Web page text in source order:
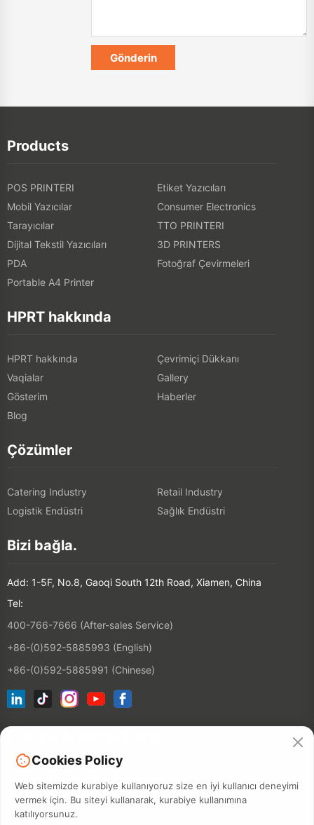
Products
POS PRINTERI
Etiket Yazıcıları
Mobil Yazıcılar
Consumer Electronics
Tarayıcılar
TTO PRINTERI
Dijital Tekstil Yazıcıları
3D PRINTERS
PDA
Fotoğraf Çevirmeleri
Portable A4 Printer
HPRT hakkında
HPRT hakkında
Çevrimiçi Dükkanı
Vaqialar
Gallery
Gösterim
Haberler
Blog
Çözümler
Catering Industry
Retail Industry
Logistik Endüstri
Sağlık Endüstri
Bizi bağla.
Add: 1-5F, No.8, Gaoqi South 12th Road, Xiamen, China
Tel:
400-766-7666 (After-sales Service)
+86-(0)592-5885993 (English)
+86-(0)592-5885991 (Chinese)
Cookies Policy
Web sitemizde kurabiye kullanıyoruz size en iyi kullanıcı deneyimi
vermek için. Bu siteyi kullanarak, kurabiye kullanımına
katılıyorsunuz.